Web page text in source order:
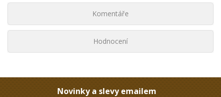
Komentáře
Hodnocení
Novinky a slevy emailem